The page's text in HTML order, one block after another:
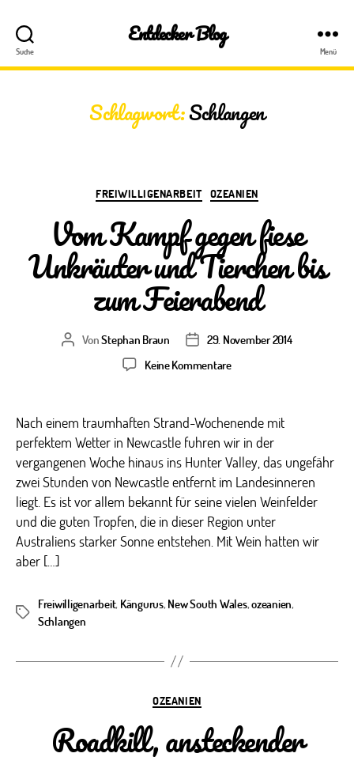
Suche
Entdecker Blog
Menü
Schlagwort:Schlangen
Kategorien
FREIWILLIGENARBEIT OZEANIEN
Vom Kampf gegen fiese
Unkräuter und Tierchen bis
zum Feierabend
Beitragsautor
VonStephan Braun Veröffentlichungsdatum
29. November 2014
Keine Kommentarezu
gegen
fiese
Unkräuter
und
Tierchen
bis
zum
Feierabend
Nach einem traumhaften Strand-Wochenende mit
perfektem Wetter in Newcastle fuhren wir in der
vergangenen Woche hinaus ins Hunter Valley, das ungefähr
zwei Stunden von Newcastle entfernt im Landesinneren
liegt. Es ist vor allem bekannt für seine vielen Weinfelder
und die guten Tropfen, die in dieser Region unter
Australiens starker Sonne entstehen. Mit Wein hatten wir
aber […]
Schlagwörter
Freiwilligenarbeit, Kängurus, New South Wales,ozeanien,
Schlangen
Kategorien
OZEANIEN
Roadkill, ansteckender